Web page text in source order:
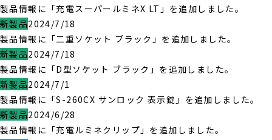
製品情報に「充電スーパールミネX LT」を追加しました。
新製品2024/7/18
製品情報に「二重ソケット ブラック」を追加しました。
新製品2024/7/18
製品情報に「D型ソケット ブラック」を追加しました。
新製品2024/7/1
製品情報に「S-260CX サンロック 表示錠」を追加しました。
新製品2024/6/28
製品情報に「充電ルミネクリップ」を追加しました。